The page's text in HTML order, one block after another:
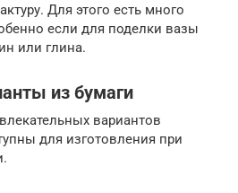
Для этого есть много
если для поделки вазы
или глина.
из бумаги
вариантов
для изготовления при